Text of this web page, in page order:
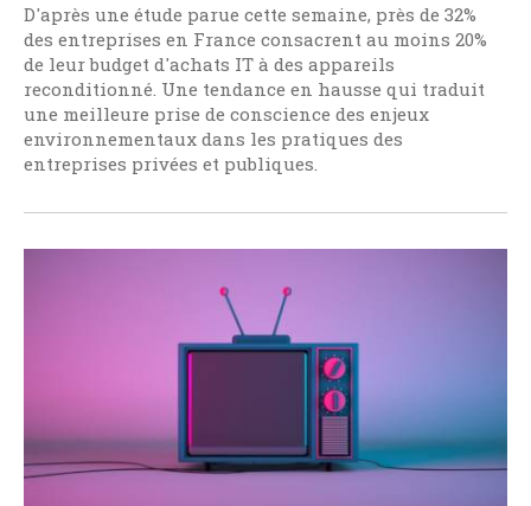
D'après une étude parue cette semaine, près de 32%
des entreprises en France consacrent au moins 20%
de leur budget d'achats IT à des appareils
reconditionné. Une tendance en hausse qui traduit
une meilleure prise de conscience des enjeux
environnementaux dans les pratiques des
entreprises privées et publiques.